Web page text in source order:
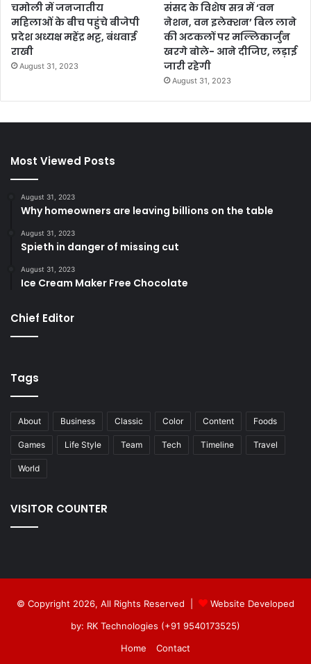
चमोली में जनजातीय
महिलाओं के बीच पहुंचे बीजेपी
प्रदेश अध्यक्ष महेंद्र भट्ट, बंधवाई
राखी
August 31, 2023
संसद के विशेष सत्र में ‘वन
नेशन, वन इलेक्शन’ बिल लाने
की अटकलों पर मल्लिकार्जुन
खरगे बोले- आने दीजिए, लड़ाई
जारी रहेगी
August 31, 2023
Most Viewed Posts
August 31, 2023
Why homeowners are leaving billions on the table
August 31, 2023
Spieth in danger of missing cut
August 31, 2023
Ice Cream Maker Free Chocolate
Chief Editor
Tags
About Business Classic Color Content Foods
Games Life Style Team Tech Timeline Travel
World
VISITOR COUNTER
© Copyright 2026, All Rights Reserved |
Website Developed
by: RK Technologies (+91 9540173525)
Home
Contact